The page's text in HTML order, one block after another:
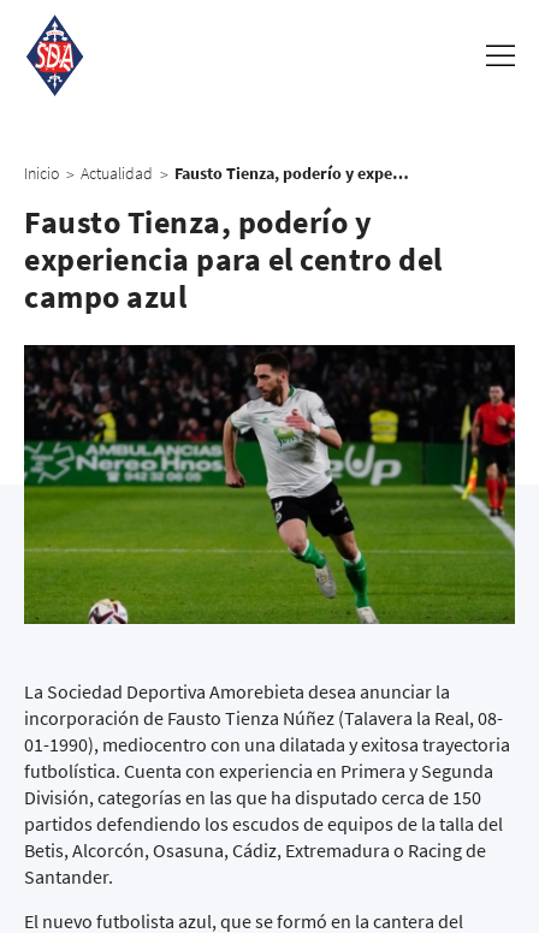
Inicio > Actualidad > Fausto Tienza, poderío y experiencia para el centro del campo azul
Fausto Tienza, poderío y
experiencia para el centro del
campo azul
La Sociedad Deportiva Amorebieta desea anunciar la
incorporación de Fausto Tienza Núñez (Talavera la Real, 08-
01-1990), mediocentro con una dilatada y exitosa trayectoria
futbolística. Cuenta con experiencia en Primera y Segunda
División, categorías en las que ha disputado cerca de 150
partidos defendiendo los escudos de equipos de la talla del
Betis, Alcorcón, Osasuna, Cádiz, Extremadura o Racing de
Santander.
El nuevo futbolista azul, que se formó en la cantera del